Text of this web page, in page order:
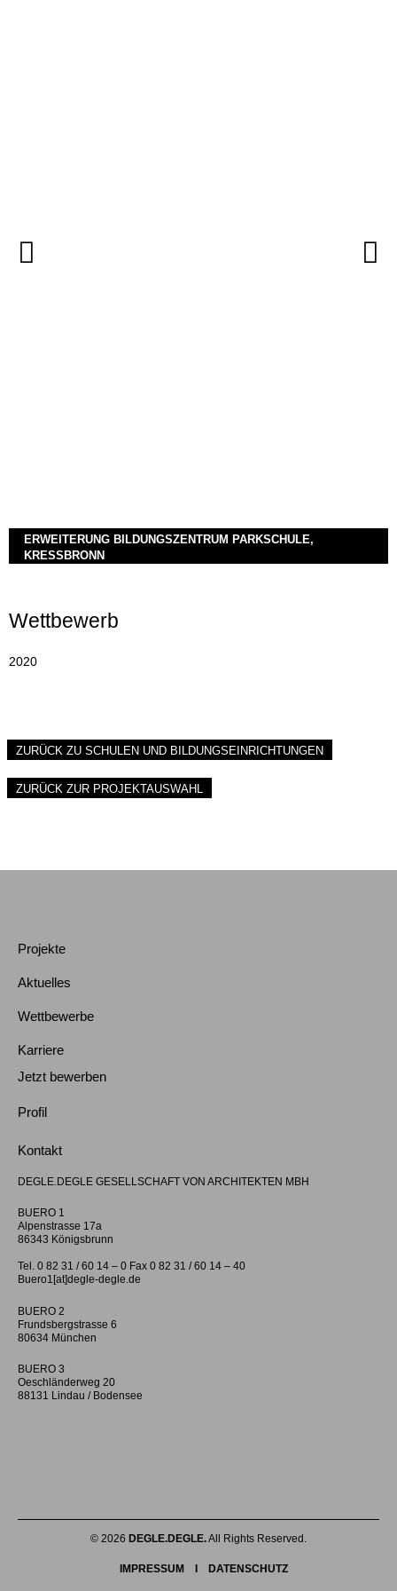
ERWEITERUNG BILDUNGSZENTRUM PARKSCHULE,
KRESSBRONN
Wettbewerb
2020
ZURÜCK ZU SCHULEN UND BILDUNGSEINRICHTUNGEN
ZURÜCK ZUR PROJEKTAUSWAHL
Projekte
Aktuelles
Wettbewerbe
Karriere
Jetzt bewerben
Profil
Kontakt
DEGLE.DEGLE GESELLSCHAFT VON ARCHITEKTEN MBH
BUERO 1
Alpenstrasse 17a
86343 Königsbrunn
Tel. 0 82 31 / 60 14 – 0 Fax 0 82 31 / 60 14 – 40
Buero1[at]degle-degle.de
BUERO 2
Frundsbergstrasse 6
80634 München
BUERO 3
Oeschländerweg 20
88131 Lindau / Bodensee
© 2026 DEGLE.DEGLE.All Rights Reserved.
IMPRESSUM DATENSCHUTZ